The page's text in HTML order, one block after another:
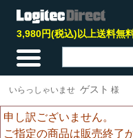
3,980円(税込)以上送料無
いらっしゃいませ ゲスト 様
申し訳ございません。
ご指定の商品は販売終了